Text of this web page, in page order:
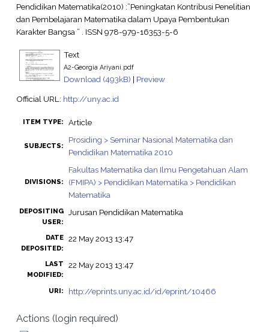
Pendidikan Matematika(2010) :”Peningkatan Kontribusi Penelitian
dan Pembelajaran Matematika dalam Upaya Pembentukan
Karakter Bangsa ” . ISSN 978-979-16353-5-6
Text
A2-Georgia Ariyani.pdf
Download (493kB) | Preview
Official URL: http://uny.ac.id
ITEM TYPE: Article
SUBJECTS:
Prosiding > Seminar Nasional Matematika dan
Pendidikan Matematika 2010
DIVISIONS:
Fakultas Matematika dan Ilmu Pengetahuan Alam
(FMIPA) > Pendidikan Matematika > Pendidikan
Matematika
DEPOSITING
USER:
Jurusan Pendidikan Matematika
DATE
DEPOSITED:
22 May 2013 13:47
LAST
MODIFIED:
22 May 2013 13:47
URI: http://eprints.uny.ac.id/id/eprint/10466
Actions (login required)